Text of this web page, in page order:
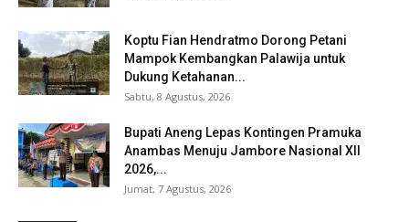
Koptu Fian Hendratmo Dorong Petani
Mampok Kembangkan Palawija untuk
Dukung Ketahanan...
Sabtu, 8 Agustus, 2026
Bupati Aneng Lepas Kontingen Pramuka
Anambas Menuju Jambore Nasional XII
2026,...
Jumat, 7 Agustus, 2026